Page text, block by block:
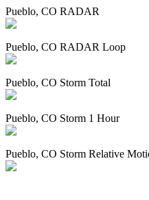
Pueblo, CO RADAR
Pueblo, CO RADAR Loop
Pueblo, CO Storm Total
Pueblo, CO Storm 1 Hour
Pueblo, CO Storm Relative